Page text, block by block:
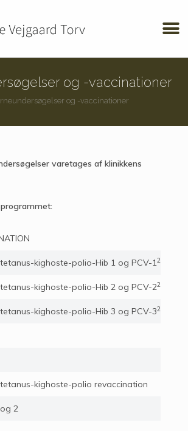
og -vaccinationer
og -vaccinationer
varetages af klinikkens
kighoste-polio-Hib 1 og PCV-12
kighoste-polio-Hib 2 og PCV-22
kighoste-polio-Hib 3 og PCV-32
kighoste-polio revaccination
2